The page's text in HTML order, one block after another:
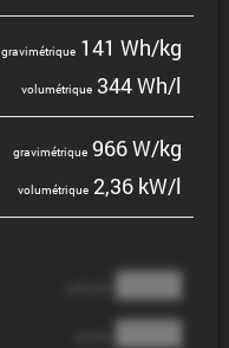
gravi­mé­trique 141 Wh/kg
volumé­trique 344 Wh/l
gravi­mé­trique 966 W/kg
volumé­trique 2,36 kW/l
████
████